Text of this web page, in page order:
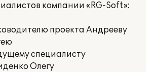
компании «RG-Soft»:
проекта Андрееву
специалисту
Олегу